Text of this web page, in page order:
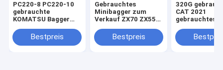
PC220-8 PC220-10
gebrauchte
KOMATSU Bagger
hydraulische Bagger
Chile Peru Bagger
Bestpreis
Gebrauchtes
Minibagger zum
Verkauf ZX70 ZX55
zum Verkauf
Gebrauchtes Hitachi
Bestpreis
320G
CAT 2021
gebrauchtes
Baumaschinen
330GC